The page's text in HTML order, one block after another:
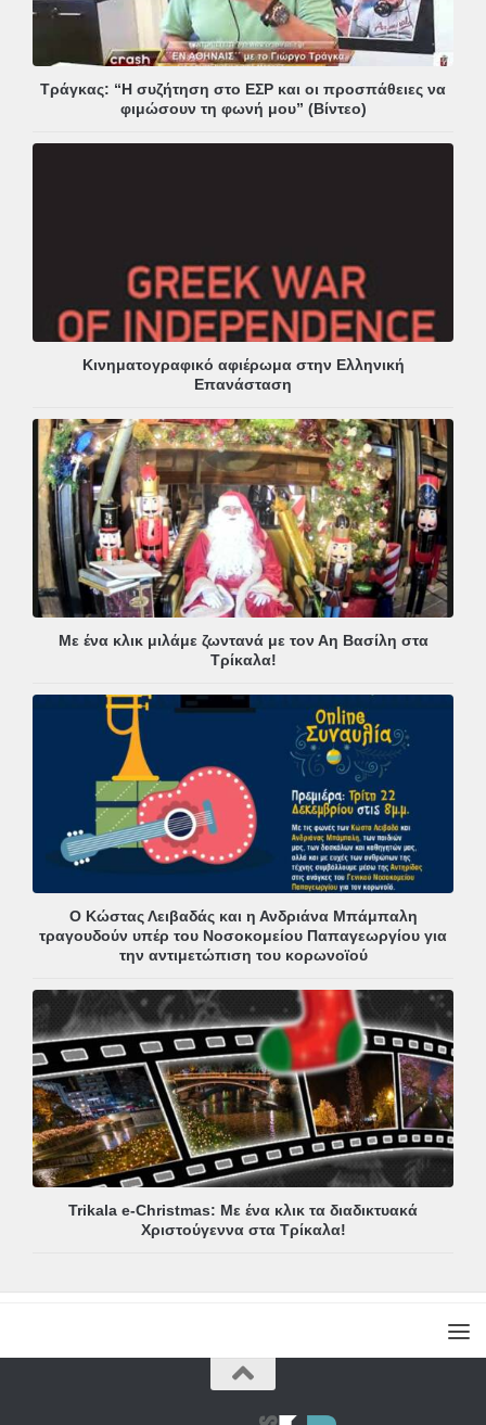
Τράγκας: “Η συζήτηση στο ΕΣΡ και οι προσπάθειες να
φιμώσουν τη φωνή μου” (Βίντεο)
Κινηματογραφικό αφιέρωμα στην Ελληνική
Επανάσταση
Με ένα κλικ μιλάμε ζωντανά με τον Αη Βασίλη στα
Τρίκαλα!
Ο Κώστας Λειβαδάς και η Ανδριάνα Μπάμπαλη
τραγουδούν υπέρ του Νοσοκομείου Παπαγεωργίου για
την αντιμετώπιση του κορωνοϊού
Trikala e-Christmas: Με ένα κλικ τα διαδικτυακά
Χριστούγεννα στα Τρίκαλα!